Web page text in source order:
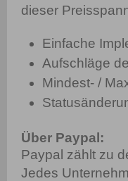
dieser
Einfache
Aufschläge
Mindest- /
Über Paypal:
Paypal zählt zu
Jedes